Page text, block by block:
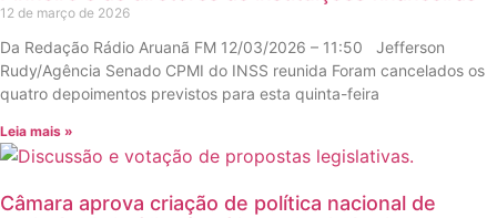
12 de março de 2026
Da Redação Rádio Aruanã FM 12/03/2026 – 11:50 Jefferson
Rudy/Agência Senado CPMI do INSS reunida Foram cancelados os
quatro depoimentos previstos para esta quinta-feira
Leia mais »
Câmara aprova criação de política nacional de